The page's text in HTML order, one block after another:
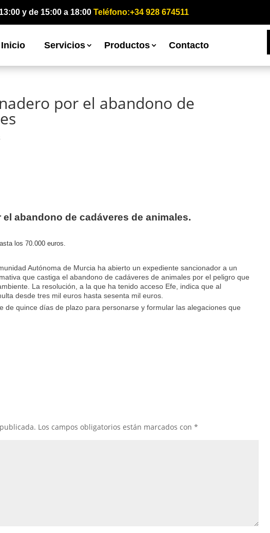
y de 15:00 a 18:00 Teléfono:+34 928 674511
Inicio Servicios Productos Contacto
por el abandono de
abandono de cadáveres de animales.
los 70.000 euros.
Autónoma de Murcia ha abierto un expediente sancionador a un
que castiga el abandono de cadáveres de animales por el peligro que
La resolución, a la que ha tenido acceso Efe, indica que al
desde tres mil euros hasta sesenta mil euros.
quince días de plazo para personarse y formular las alegaciones que
Los campos obligatorios están marcados con*